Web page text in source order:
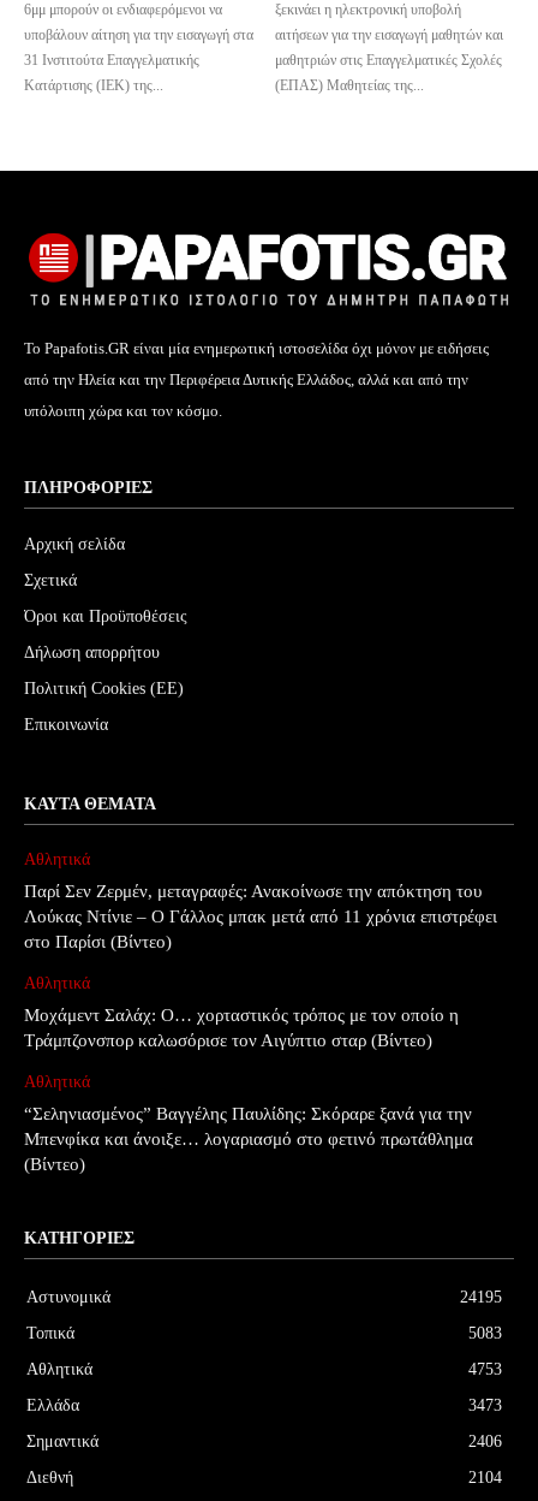
6μμ μπορούν οι ενδιαφερόμενοι να
υποβάλουν αίτηση για την εισαγωγή στα
31 Ινστιτούτα Επαγγελματικής
Κατάρτισης (ΙΕΚ) της...
ξεκινάει η ηλεκτρονική υποβολή
αιτήσεων για την εισαγωγή μαθητών και
μαθητριών στις Επαγγελματικές Σχολές
(ΕΠΑΣ) Μαθητείας της...
Το Papafotis.GR είναι μία ενημερωτική ιστοσελίδα όχι μόνον με ειδήσεις
από την Ηλεία και την Περιφέρεια Δυτικής Ελλάδος, αλλά και από την
υπόλοιπη χώρα και τον κόσμο.
ΠΛΗΡΟΦΟΡΊΕΣ
Αρχική σελίδα
Σχετικά
Όροι και Προϋποθέσεις
Δήλωση απορρήτου
Πολιτική Cookies (ΕΕ)
Επικοινωνία
ΚΑΥΤΆ ΘΈΜΑΤΑ
Αθλητικά
Παρί Σεν Ζερμέν, μεταγραφές: Ανακοίνωσε την απόκτηση του
Λούκας Ντίνιε – Ο Γάλλος μπακ μετά από 11 χρόνια επιστρέφει
στο Παρίσι (Βίντεο)
Αθλητικά
Μοχάμεντ Σαλάχ: Ο… χορταστικός τρόπος με τον οποίο η
Τράμπζονσπορ καλωσόρισε τον Αιγύπτιο σταρ (Βίντεο)
Αθλητικά
“Σεληνιασμένος” Βαγγέλης Παυλίδης: Σκόραρε ξανά για την
Μπενφίκα και άνοιξε… λογαριασμό στο φετινό πρωτάθλημα
(Βίντεο)
ΚΑΤΗΓΟΡΊΕΣ
Αστυνομικά
24195
Τοπικά
5083
Αθλητικά
4753
Ελλάδα
3473
Σημαντικά
2406
Διεθνή
2104